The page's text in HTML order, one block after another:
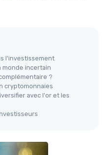
l'investissement
monde incertain
?
cryptomonnaies
avec l'or et les